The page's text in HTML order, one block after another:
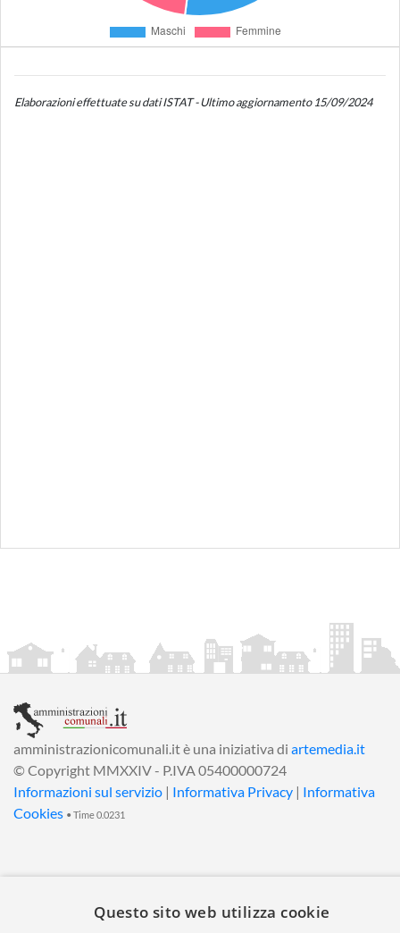
Elaborazioni effettuate su dati ISTAT - Ultimo aggiornamento 15/09/2024
amministrazionicomunali.it è una iniziativa di artemedia.it
© Copyright MMXXIV - P.IVA 05400000724
Informazioni sul servizio | Informativa Privacy | Informativa
Cookies • Time 0.0231
Questo sito web utilizza cookie